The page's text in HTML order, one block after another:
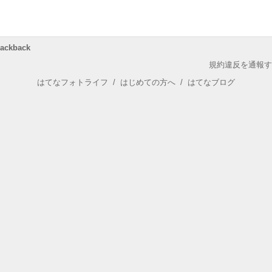
規約違反を通報
はてなフォトライフ / はじめての方へ / はてなブログ